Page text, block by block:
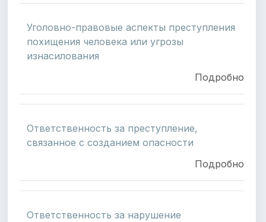
Уголовно-правовые аспекты преступления
похищения человека или угрозы
изнасилования
Подробно
Ответственность за преступление,
связанное с созданием опасности
Подробно
Ответственность за нарушение